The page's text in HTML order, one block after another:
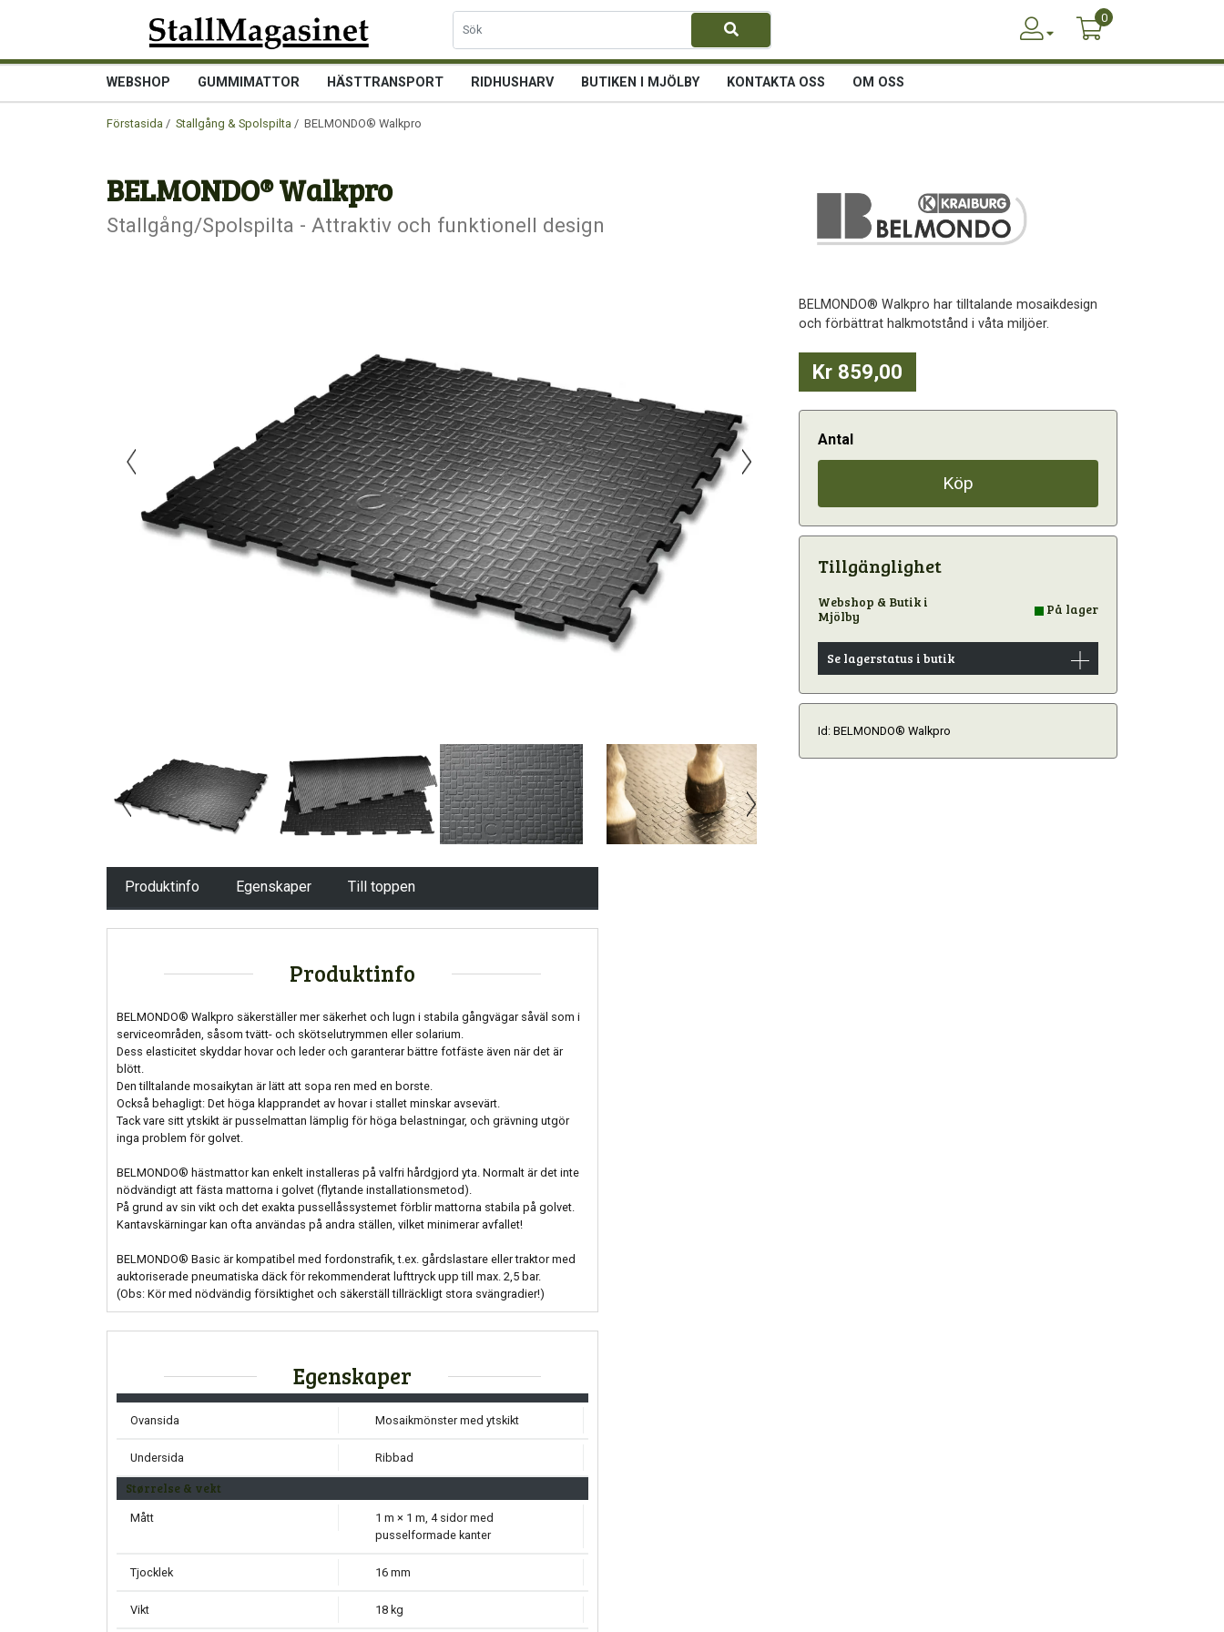
0
WEBSHOP GUMMIMATTOR HÄSTTRANSPORT RIDHUSHARV BUTIKEN I MJÖLBY KONTAKTA OSS OM OSS
Förstasida / Stallgång & Spolspilta / BELMONDO® Walkpro
BELMONDO® Walkpro
Stallgång/Spolspilta - Attraktiv och funktionell design
BELMONDO® Walkpro har tilltalande mosaikdesign
och förbättrat halkmotstånd i våta miljöer.
Kr 859,00
Antal
Köp
Tillgänglighet
Webshop & Butik i
Mjölby
På lager
Se lagerstatus i butik
Id: BELMONDO® Walkpro
Produktinfo Egenskaper Till toppen
Produktinfo
BELMONDO® Walkpro säkerställer mer säkerhet och lugn i stabila gångvägar såväl som i
serviceområden, såsom tvätt- och skötselutrymmen eller solarium.
Dess elasticitet skyddar hovar och leder och garanterar bättre fotfäste även när det är
blött.
Den tilltalande mosaikytan är lätt att sopa ren med en borste.
Också behagligt: ​​Det höga klapprandet av hovar i stallet minskar avsevärt.
Tack vare sitt ytskikt är pusselmattan lämplig för höga belastningar, och grävning utgör
inga problem för golvet.
BELMONDO® hästmattor kan enkelt installeras på valfri hårdgjord yta. Normalt är det inte
nödvändigt att fästa mattorna i golvet (flytande installationsmetod).
På grund av sin vikt och det exakta pussellåssystemet förblir mattorna stabila på golvet.
Kantavskärningar kan ofta användas på andra ställen, vilket minimerar avfallet!
BELMONDO® Basic är kompatibel med fordonstrafik, t.ex. gårdslastare eller traktor med
auktoriserade pneumatiska däck för rekommenderat lufttryck upp till max. 2,5 bar.
(Obs: Kör med nödvändig försiktighet och säkerställ tillräckligt stora svängradier!)
Egenskaper
Ovansida Mosaikmönster med ytskikt
Undersida Ribbad
Størrelse & vekt
Mått
1 m × 1 m, 4 sidor med
pusselformade kanter
Tjocklek 16 mm
Vikt 18 kg